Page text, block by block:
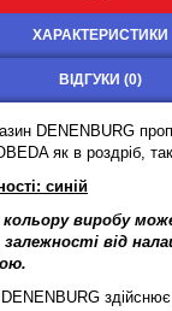
ХАРАКТЕРИСТИКИ
ВІДГУКИ (0)
DENENBURG
як в роздріб, так
синій
кольору виробу
залежності від
DENENBURG